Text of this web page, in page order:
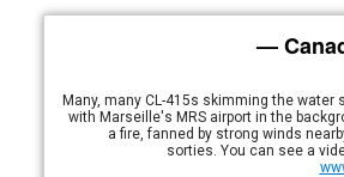
Many, many CL-415s skimming the water
with Marseille's MRS airport in the
a fire, fanned by strong winds
sorties. You can see a